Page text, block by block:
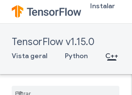
Instalar
TensorFlow v1.15.0
Vista geral Python C++